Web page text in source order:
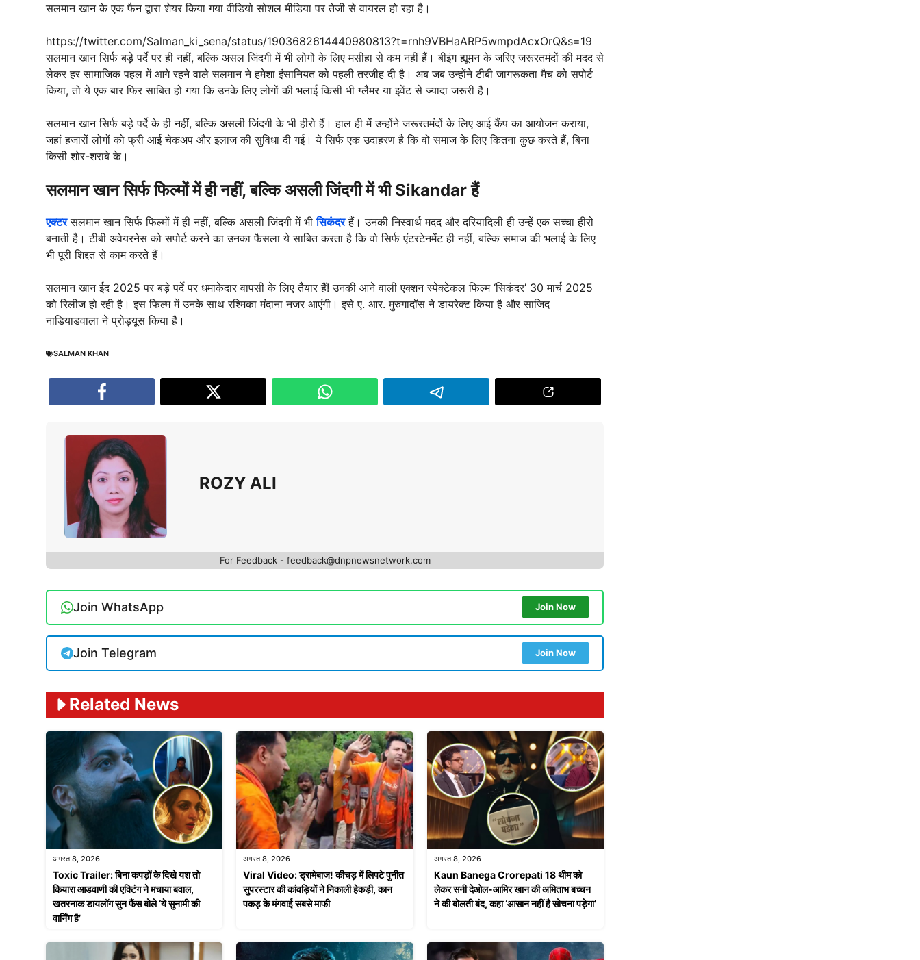
सलमान खान के एक फैन द्वारा शेयर किया गया वीडियो सोशल मीडिया पर तेजी से वायरल हो रहा है।
https://twitter.com/Salman_ki_sena/status/1903682614440980813?t=rnh9VBHaARP5wmpdAcxOrQ&s=19
सलमान खान सिर्फ बड़े पर्दे पर ही नहीं, बल्कि असल जिंदगी में भी लोगों के लिए मसीहा से कम नहीं हैं। बीइंग ह्यूमन के जरिए जरूरतमंदों की मदद से
लेकर हर सामाजिक पहल में आगे रहने वाले सलमान ने हमेशा इंसानियत को पहली तरजीह दी है। अब जब उन्होंने टीबी जागरूकता मैच को सपोर्ट
किया, तो ये एक बार फिर साबित हो गया कि उनके लिए लोगों की भलाई किसी भी ग्लैमर या इवेंट से ज्यादा जरूरी है।
सलमान खान सिर्फ बड़े पर्दे के ही नहीं, बल्कि असली जिंदगी के भी हीरो हैं। हाल ही में उन्होंने जरूरतमंदों के लिए आई कैंप का आयोजन कराया,
जहां हजारों लोगों को फ्री आई चेकअप और इलाज की सुविधा दी गई। ये सिर्फ एक उदाहरण है कि वो समाज के लिए कितना कुछ करते हैं, बिना
किसी शोर-शराबे के।
सलमान खान सिर्फ फिल्मों में ही नहीं, बल्कि असली जिंदगी में भी Sikandar हैं
एक्टरसलमान खान सिर्फ फिल्मों में ही नहीं, बल्कि असली जिंदगी में भीसिकंदरहैं। उनकी निस्वार्थ मदद और दरियादिली ही उन्हें एक सच्चा हीरो
बनाती है। टीबी अवेयरनेस को सपोर्ट करने का उनका फैसला ये साबित करता है कि वो सिर्फ एंटरटेनमेंट ही नहीं, बल्कि समाज की भलाई के लिए
भी पूरी शिद्दत से काम करते हैं।
सलमान खान ईद 2025 पर बड़े पर्दे पर धमाकेदार वापसी के लिए तैयार हैं! उनकी आने वाली एक्शन स्पेक्टेकल फिल्म ‘सिकंदर’ 30 मार्च 2025
को रिलीज हो रही है। इस फिल्म में उनके साथ रश्मिका मंदाना नजर आएंगी। इसे ए. आर. मुरुगादॉस ने डायरेक्ट किया है और साजिद
नाडियाडवाला ने प्रोड्यूस किया है।
SALMAN KHAN
ROZY ALI
For Feedback - feedback@dnpnewsnetwork.com
Join WhatsApp Join Now
Join Telegram Join Now
Related News
अगस्त 8, 2026
Toxic Trailer: बिना कपड़ों के दिखे यश तो
कियारा आडवाणी की एक्टिंग ने मचाया बवाल,
खतरनाक डायलॉग सुन फैंस बोले ‘ये सुनामी की
वार्निंग है’
अगस्त 8, 2026
Viral Video: ड्रामेबाज! कीचड़ में लिपटे पुनीत
सुपरस्टार की कांवड़ियों ने निकाली हेकड़ी, कान
पकड़ के मंगवाई सबसे माफी
अगस्त 8, 2026
Kaun Banega Crorepati 18 थीम को
लेकर सनी देओल-आमिर खान की अमिताभ बच्चन
ने की बोलती बंद, कहा ‘आसान नहीं है सोचना पड़ेगा’